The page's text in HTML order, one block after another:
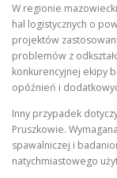
W regionie
hal logistycznych o
projektów
problemów z
konkurencyjnej ekipy
opóźnień i
Inny przypadek
Pruszkowie.
spawalniczej i
natychmiastowego